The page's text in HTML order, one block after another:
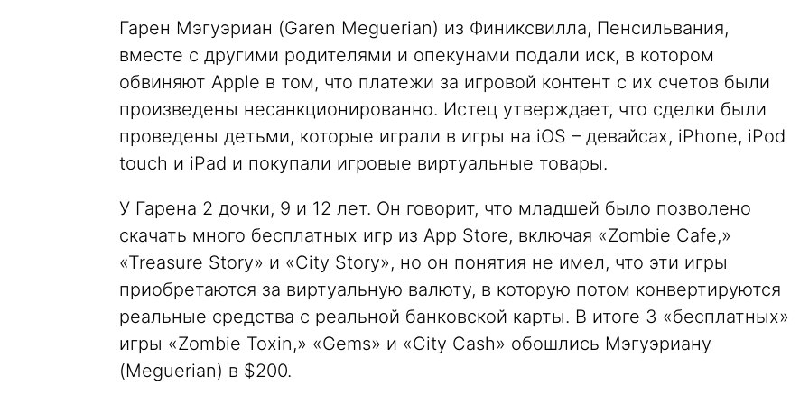
Гарен Мэгуэриан (Garen Meguerian) из Финиксвилла, Пенсильвания,
вместе с другими родителями и опекунами подали иск, в котором
обвиняют Apple в том, что платежи за игровой контент с их счетов были
произведены несанкционированно. Истец утверждает, что сделки были
проведены детьми, которые играли в игры на iOS – девайсах, iPhone, iPod
touch и iPad и покупали игровые виртуальные товары.
У Гарена 2 дочки, 9 и 12 лет. Он говорит, что младшей было позволено
скачать много бесплатных игр из App Store, включая «Zombie Cafe,»
«Treasure Story» и «City Story», но он понятия не имел, что эти игры
приобретаются за виртуальную валюту, в которую потом конвертируются
реальные средства с реальной банковской карты. В итоге 3 «бесплатных»
игры «Zombie Toxin,» «Gems» и «City Cash» обошлись Мэгуэриану
(Meguerian) в $200.